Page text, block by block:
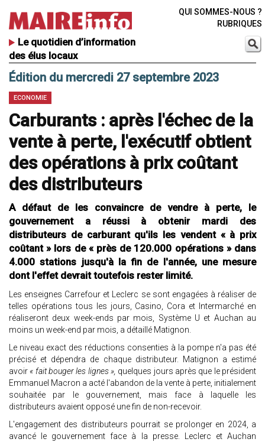
Le quotidien d’information
des élus locaux
QUI SOMMES-NOUS ?
RUBRIQUES
Édition du mercredi 27 septembre 2023
ECONOMIE
Carburants : après l'échec de la
vente à perte, l'exécutif obtient
des opérations à prix coûtant
des distributeurs
A défaut de les convaincre de vendre à perte, le
gouvernement a réussi à obtenir mardi des
distributeurs de carburant qu'ils les vendent « à prix
coûtant » lors de « près de 120.000 opérations » dans
4.000 stations jusqu'à la fin de l'année, une mesure
dont l'effet devrait toutefois rester limité.
Les enseignes Carrefour et Leclerc se sont engagées à réaliser de
telles opérations tous les jours, Casino, Cora et Intermarché en
réaliseront deux week-ends par mois, Système U et Auchan au
moins un week-end par mois, a détaillé Matignon.
Le niveau exact des réductions consenties à la pompe n'a pas été
précisé et dépendra de chaque distributeur. Matignon a estimé
avoir « fait bouger les lignes », quelques jours après que le président
Emmanuel Macron a acté l'abandon de la vente à perte, initialement
souhaitée par le gouvernement, mais face à laquelle les
distributeurs avaient opposé une fin de non-recevoir.
L'engagement des distributeurs pourrait se prolonger en 2024, a
avancé le gouvernement face à la presse. Leclerc et Auchan